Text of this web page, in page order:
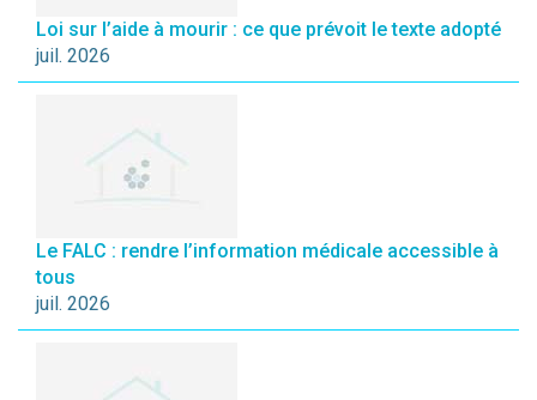
Loi sur l’aide à mourir : ce que prévoit le texte adopté
juil. 2026
Le FALC : rendre l’information médicale accessible à
tous
juil. 2026